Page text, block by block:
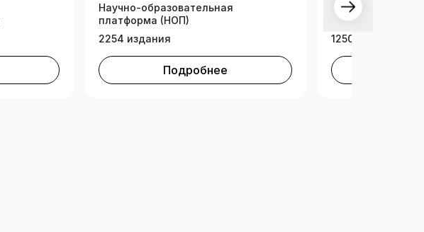
Научно-образовательная
платформа (НОП)
2254 издания
Подробнее
Научно-
платформа (НОП)
1250 изданий